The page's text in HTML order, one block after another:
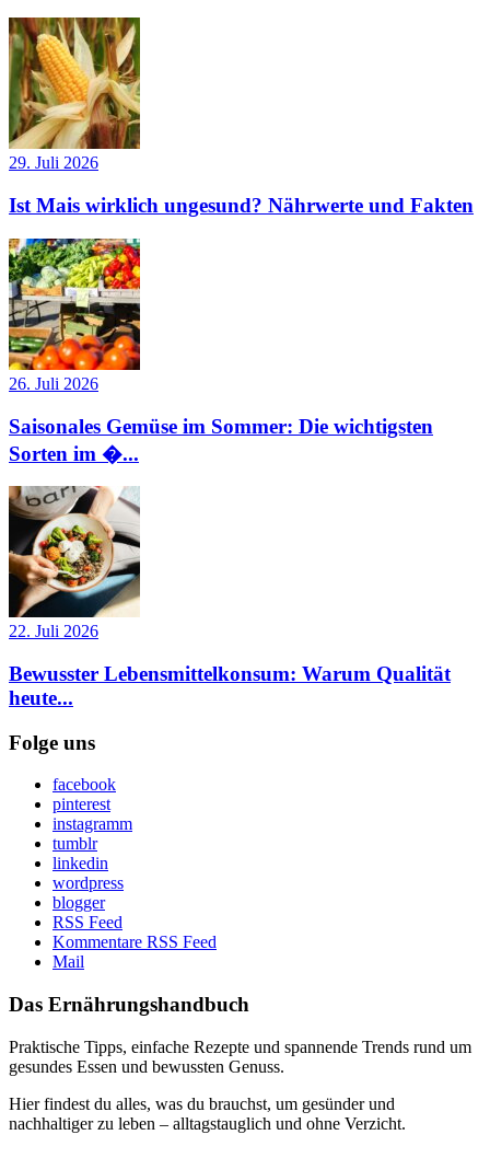
29. Juli 2026
Ist Mais wirklich ungesund? Nährwerte und Fakten
26. Juli 2026
Saisonales Gemüse im Sommer: Die wichtigsten
Sorten im �...
22. Juli 2026
Bewusster Lebensmittelkonsum: Warum Qualität
heute...
Folge uns
facebook
pinterest
instagramm
tumblr
linkedin
wordpress
blogger
RSS Feed
Kommentare RSS Feed
Mail
Das Ernährungshandbuch
Praktische Tipps, einfache Rezepte und spannende Trends rund um
gesundes Essen und bewussten Genuss.
Hier findest du alles, was du brauchst, um gesünder und
nachhaltiger zu leben – alltagstauglich und ohne Verzicht.